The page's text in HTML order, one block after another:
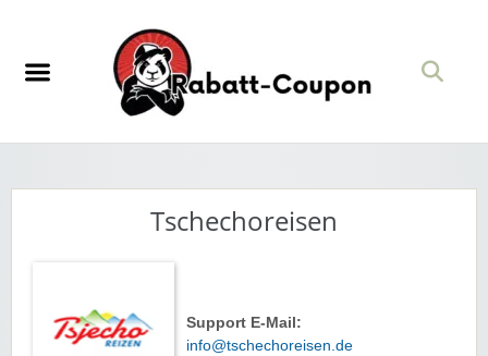
Tschechoreisen
Support E-Mail:
info@tschechoreisen.de